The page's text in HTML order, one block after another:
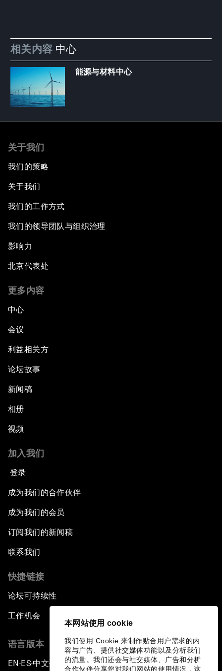
本网站使用 cookie
我们使用 Cookie 来制作贴合用户需求的内
容与广告、提供社交媒体功能以及分析我们
的流量。我们还会与社交媒体、广告和分析
合作伙伴分享您对我们网站的使用情况，这
相关内容 中心
能源与材料中心
关于我们
我们的策略
关于我们
我们的工作方式
我们的领导团队与组织治理
影响力
北京代表处
更多内容
中心
会议
利益相关方
论坛故事
新闻稿
相册
视频
加入我们
登录
成为我们的合作伙伴
成为我们的会员
订阅我们的新闻稿
联系我们
快捷链接
论坛可持续性
工作机会
语言版本
EN ▪ES▪中文▪ 日本語